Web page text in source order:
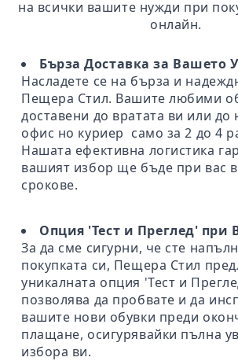
на всички вашите нужди при
онлайн.
Бърза Доставка за Вашето
Насладете се на бърза и
Пещера Стил. Вашите любими
доставени до вратата ви или до
офис но куриер само за 2 до 4
Нашата ефективна логистика
вашият избор ще бъде при вас
срокове.
Опция 'Тест и Преглед' при
За да сме сигурни, че сте
покупката си, Пещера Стил
уникалната опция 'Тест и
позволява да пробвате и да
вашите нови обувки преди
плащане, осигурявайки пълна
избора ви.